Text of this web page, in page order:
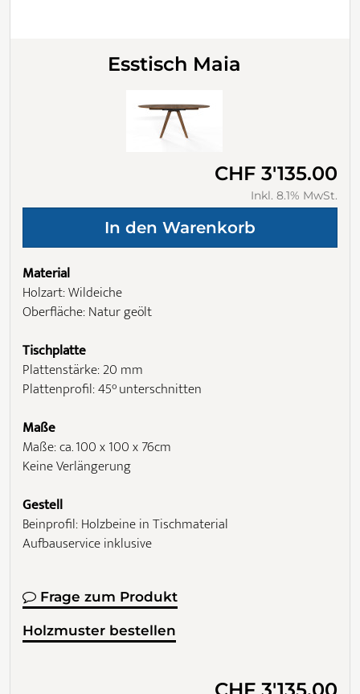
Esstisch Maia
CHF 3'135.00
Inkl. 8.1% MwSt.
Material
Holzart: Wildeiche
Oberfläche: Natur geölt
Tischplatte
Plattenstärke: 20 mm
Plattenprofil: 45° unterschnitten
Maße
Maße: ca. 100 x 100 x 76cm
Keine Verlängerung
Gestell
Beinprofil: Holzbeine in Tischmaterial
Aufbauservice inklusive
Frage zum Produkt
Holzmuster bestellen
CHF 3'135.00